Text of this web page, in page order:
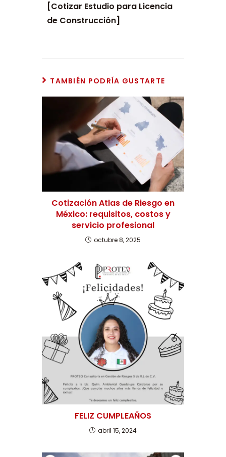
[Cotizar Estudio para Licencia
de Construcción]
TAMBIÉN PODRÍA GUSTARTE
Cotización Atlas de Riesgo en
México: requisitos, costos y
servicio profesional
octubre 8, 2025
FELIZ CUMPLEAÑOS
abril 15, 2024